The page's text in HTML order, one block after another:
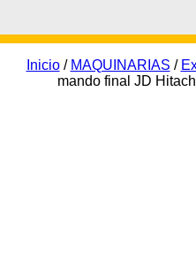
Inicio/ MAQUINARIAS /
mando final JD